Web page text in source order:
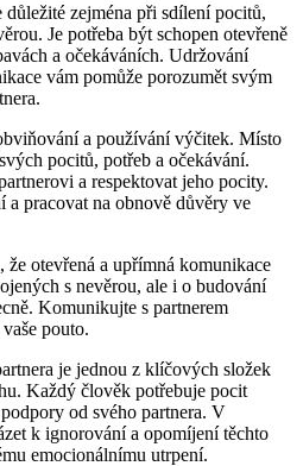
zejména při sdílení pocitů,
Je potřeba být schopen otevřeně
a očekáváních. Udržování
vám pomůže porozumět svým
a používání výčitek. Místo
pocitů, potřeb a očekávání.
a respektovat jeho pocity.
a pracovat na obnově důvěry ve
že otevřená a upřímná komunikace
s nevěrou, ale i o budování
Komunikujte s partnerem
pouto.
je jednou z klíčových složek
Každý člověk potřebuje pocit
od svého partnera. V
k ignorování a opomíjení těchto
emocionálnímu utrpení.